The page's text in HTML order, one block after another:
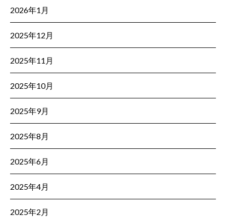
2026年1月
2025年12月
2025年11月
2025年10月
2025年9月
2025年8月
2025年6月
2025年4月
2025年2月